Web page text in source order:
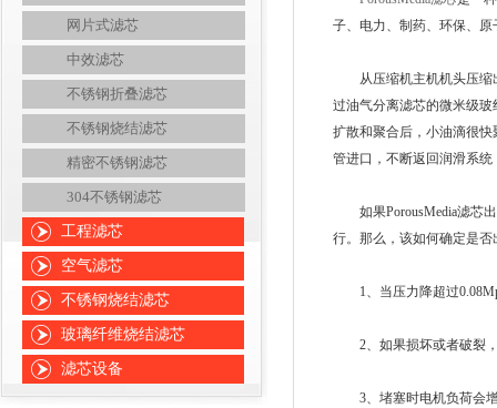
网片式滤芯
中效滤芯
不锈钢折叠滤芯
不锈钢烧结滤芯
精密不锈钢滤芯
304不锈钢滤芯
工程滤芯
空气滤芯
不锈钢烧结滤芯
玻璃纤维烧结滤芯
滤芯设备
子、电力、制药、环保、
从压缩机主机机头压缩出
过油气分离滤芯的微米级
扩散和聚合后，小油滴很
管进口，不断返回润滑系
如果PorousMedia滤芯出
行。那么，该如何确定是
1、当压力降超过
2、如果损坏或者破裂，
3、堵塞时电机负荷会增